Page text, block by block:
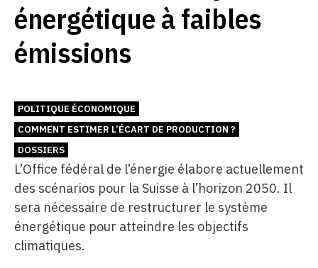
énergétique à faibles
émissions
POLITIQUE ÉCONOMIQUE
COMMENT ESTIMER L’ÉCART DE PRODUCTION ?
DOSSIERS
L’Office fédéral de l’énergie élabore actuellement
des scénarios pour la Suisse à l’horizon 2050. Il
sera nécessaire de restructurer le système
énergétique pour atteindre les objectifs
climatiques.